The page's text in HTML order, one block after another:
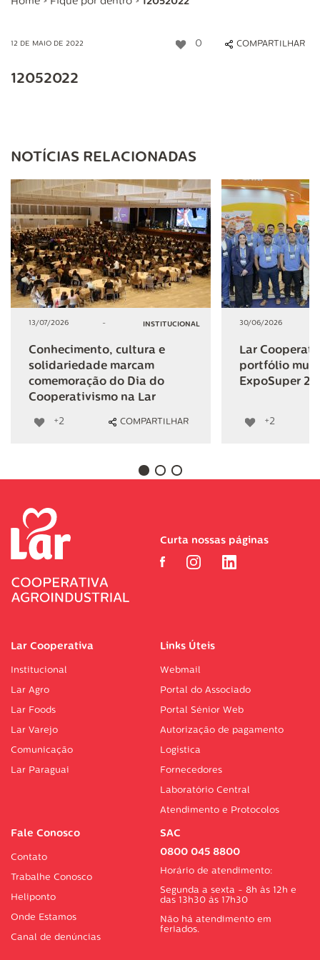
12 DE MAIO DE 2022 0 COMPARTILHAR
12052022
NOTÍCIAS RELACIONADAS
13/07/2026 - INSTITUCIONAL
Conhecimento, cultura e
solidariedade marcam
comemoração do Dia do
Cooperativismo na Lar
+2 COMPARTILHAR
30/06/2026
Lar
portfólio
ExpoSuper
+2
Lar Cooperativa
Institucional
Lar Agro
Lar Foods
Lar Varejo
Comunicação
Lar Paraguai
Links Úteis
Webmail
Portal do Associado
Portal Sénior Web
Autorização de pagamento
Logística
Fornecedores
Laboratório Central
Atendimento e Protocolos
Fale Conosco
Contato
Trabalhe Conosco
Heliponto
Onde Estamos
Canal de denúncias
SAC
0800 045 8800
Horário de atendimento:
Segunda a sexta - 8h às 12h e
das 13h30 às 17h30
Não há atendimento em
feriados.
Curta nossas páginas